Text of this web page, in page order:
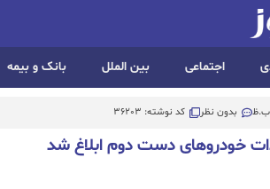
اجتماعی بین الملل بانک و بیمه
بدون نظر کد نوشته: 36203
خودروهای دست دوم ابلاغ شد